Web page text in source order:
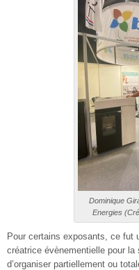
Dominique
Energies
Pour certains exposants, ce fut
créatrice évènementielle pour la
d’organiser partiellement ou